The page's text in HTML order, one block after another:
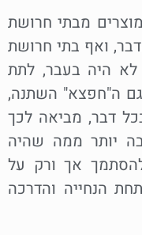
מבתי חרושת
ואף בתי חרושת
לא היה בעבר, לתת
ה"חפצא" השתנה,
דבר, מביאה לכך
יותר ממה שהיה
אך ורק על
הנחייה והדרכה